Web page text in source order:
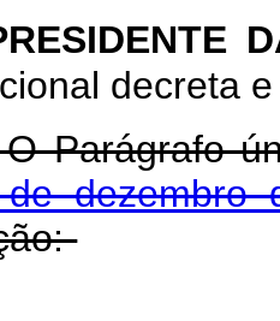
decreta
Parágrafo
dezembro